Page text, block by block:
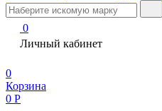
0
Личный кабинет
0
Корзина
0 Р